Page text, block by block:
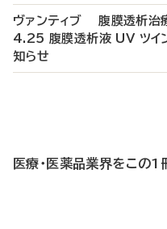
ヴァンティブ 腹膜透析治
4.25 腹膜透析液 UV ツイ
知らせ
医療・医薬品業界をこの1